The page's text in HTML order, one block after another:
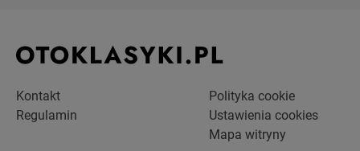
Kontakt
Regulamin
Polityka cookie
Ustawienia cookies
Mapa witryny